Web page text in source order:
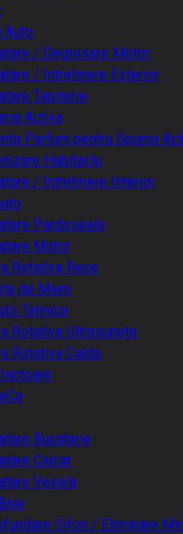
Auto
/ Degresare Motor
/ Intretinere Exterior
Tapiterie
Activa
Parfum pentru Spuma
Habitaclu
/ Intretinere Interior
Pardoseala
Motor
Rotativa Rece
de Maini
Tehnice
Rotativa Ultrasunete
Rotativa Calda
Bucatarie
Calcar
Vesela
Sifon / Eliminare